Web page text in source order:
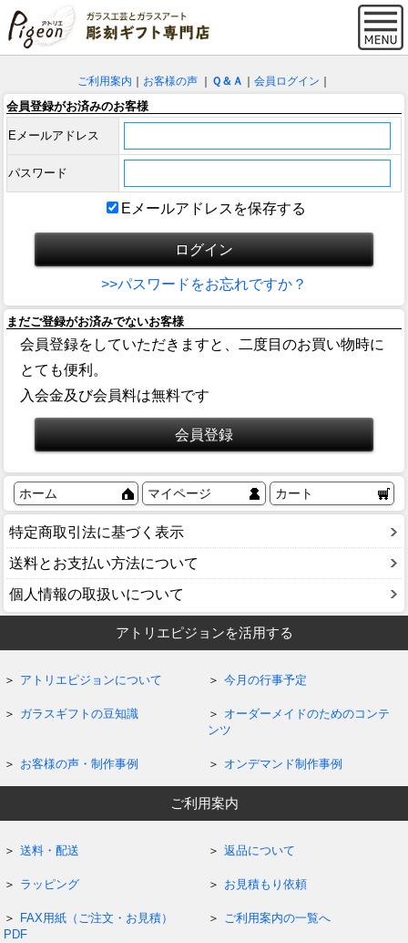
ご利用案内 お客様の声 Ｑ＆Ａ 会員ログイン
会員登録がお済みのお客様
Eメールアドレス
パスワード
Eメールアドレスを保存する
>>パスワードをお忘れですか？
まだご登録がお済みでないお客様
会員登録をしていただきますと、二度目のお買い物時に
とても便利。
入会金及び会員料は無料です
ホーム マイページ カート
特定商取引法に基づく表示
送料とお支払い方法について
個人情報の取扱いについて
アトリエピジョンを活用する
アトリエピジョンについて 今月の行事予定
ガラスギフトの豆知識
オーダーメイドのためのコンテ
ンツ
お客様の声・制作事例 オンデマンド制作事例
ご利用案内
送料・配送 返品について
ラッピング お見積もり依頼
FAX用紙（ご注文・お見積）
PDF
ご利用案内の一覧へ